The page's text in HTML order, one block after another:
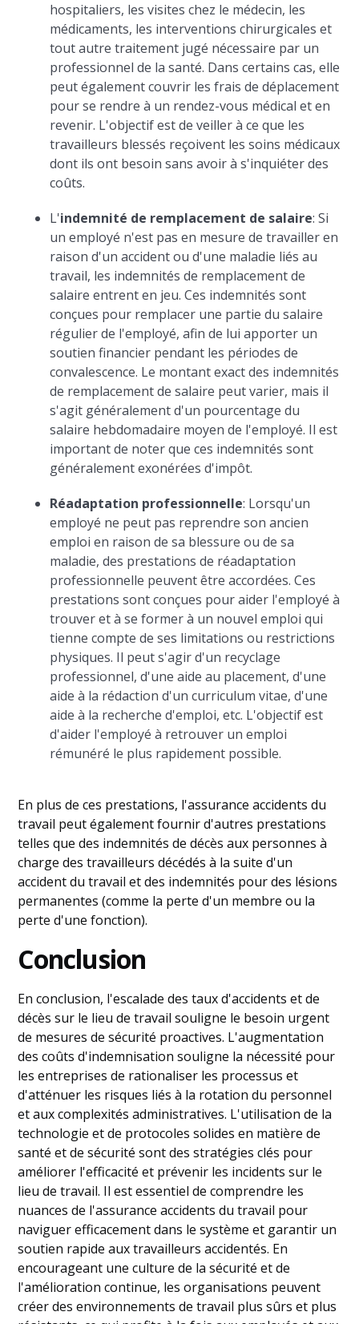
hospitaliers, les visites chez le médecin, les
médicaments, les interventions chirurgicales et
tout autre traitement jugé nécessaire par un
professionnel de la santé. Dans certains cas, elle
peut également couvrir les frais de déplacement
pour se rendre à un rendez-vous médical et en
revenir. L'objectif est de veiller à ce que les
travailleurs blessés reçoivent les soins médicaux
dont ils ont besoin sans avoir à s'inquiéter des
coûts.
L'indemnité de remplacement de salaire: Si
un employé n'est pas en mesure de travailler en
raison d'un accident ou d'une maladie liés au
travail, les indemnités de remplacement de
salaire entrent en jeu. Ces indemnités sont
conçues pour remplacer une partie du salaire
régulier de l'employé, afin de lui apporter un
soutien financier pendant les périodes de
convalescence. Le montant exact des indemnités
de remplacement de salaire peut varier, mais il
s'agit généralement d'un pourcentage du
salaire hebdomadaire moyen de l'employé. Il est
important de noter que ces indemnités sont
généralement exonérées d'impôt.
Réadaptation professionnelle: Lorsqu'un
employé ne peut pas reprendre son ancien
emploi en raison de sa blessure ou de sa
maladie, des prestations de réadaptation
professionnelle peuvent être accordées. Ces
prestations sont conçues pour aider l'employé à
trouver et à se former à un nouvel emploi qui
tienne compte de ses limitations ou restrictions
physiques. Il peut s'agir d'un recyclage
professionnel, d'une aide au placement, d'une
aide à la rédaction d'un curriculum vitae, d'une
aide à la recherche d'emploi, etc. L'objectif est
d'aider l'employé à retrouver un emploi
rémunéré le plus rapidement possible.
En plus de ces prestations, l'assurance accidents du
travail peut également fournir d'autres prestations
telles que des indemnités de décès aux personnes à
charge des travailleurs décédés à la suite d'un
accident du travail et des indemnités pour des lésions
permanentes (comme la perte d'un membre ou la
perte d'une fonction).
Conclusion
En conclusion, l'escalade des taux d'accidents et de
décès sur le lieu de travail souligne le besoin urgent
de mesures de sécurité proactives. L'augmentation
des coûts d'indemnisation souligne la nécessité pour
les entreprises de rationaliser les processus et
d'atténuer les risques liés à la rotation du personnel
et aux complexités administratives. L'utilisation de la
technologie et de protocoles solides en matière de
santé et de sécurité sont des stratégies clés pour
améliorer l'efficacité et prévenir les incidents sur le
lieu de travail. Il est essentiel de comprendre les
nuances de l'assurance accidents du travail pour
naviguer efficacement dans le système et garantir un
soutien rapide aux travailleurs accidentés. En
encourageant une culture de la sécurité et de
l'amélioration continue, les organisations peuvent
créer des environnements de travail plus sûrs et plus